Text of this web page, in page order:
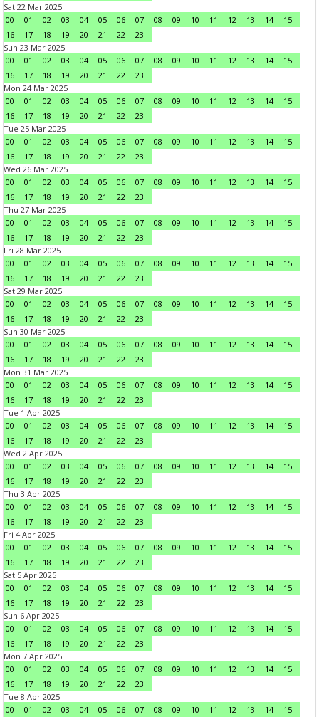
Sat 22 Mar 2025
00
01 02 03 04 05 06 07 08 09 10 11 12 13 14
15
16
17 18 19 20 21 22
23
Sun 23 Mar 2025
00
01 02 03 04 05 06 07 08 09 10 11 12 13 14
15
16
17 18 19 20 21 22
23
Mon 24 Mar 2025
00
01 02 03 04 05 06 07 08 09 10 11 12 13 14
15
16
17 18 19 20 21 22
23
Tue 25 Mar 2025
00
01 02 03 04 05 06 07 08 09 10 11 12 13 14
15
16
17 18 19 20 21 22
23
Wed 26 Mar 2025
00
01 02 03 04 05 06 07 08 09 10 11 12 13 14
15
16
17 18 19 20 21 22
23
Thu 27 Mar 2025
00
01 02 03 04 05 06 07 08 09 10 11 12 13 14
15
16
17 18 19 20 21 22
23
Fri 28 Mar 2025
00
01 02 03 04 05 06 07 08 09 10 11 12 13 14
15
16
17 18 19 20 21 22
23
Sat 29 Mar 2025
00
01 02 03 04 05 06 07 08 09 10 11 12 13 14
15
16
17 18 19 20 21 22
23
Sun 30 Mar 2025
00
01 02 03 04 05 06 07 08 09 10 11 12 13 14
15
16
17 18 19 20 21 22
23
Mon 31 Mar 2025
00
01 02 03 04 05 06 07 08 09 10 11 12 13 14
15
16
17 18 19 20 21 22
23
Tue 1 Apr 2025
00
01 02 03 04 05 06 07 08 09 10 11 12 13 14
15
16
17 18 19 20 21 22
23
Wed 2 Apr 2025
00
01 02 03 04 05 06 07 08 09 10 11 12 13 14
15
16
17 18 19 20 21 22
23
Thu 3 Apr 2025
00
01 02 03 04 05 06 07 08 09 10 11 12 13 14
15
16
17 18 19 20 21 22
23
Fri 4 Apr 2025
00
01 02 03 04 05 06 07 08 09 10 11 12 13 14
15
16
17 18 19 20 21 22
23
Sat 5 Apr 2025
00
01 02 03 04 05 06 07 08 09 10 11 12 13 14
15
16
17 18 19 20 21 22
23
Sun 6 Apr 2025
00
01 02 03 04 05 06 07 08 09 10 11 12 13 14
15
16
17 18 19 20 21 22
23
Mon 7 Apr 2025
00
01 02 03 04 05 06 07 08 09 10 11 12 13 14
15
16
17 18 19 20 21 22
23
Tue 8 Apr 2025
00
01 02 03 04 05 06 07 08 09 10 11 12 13 14
15